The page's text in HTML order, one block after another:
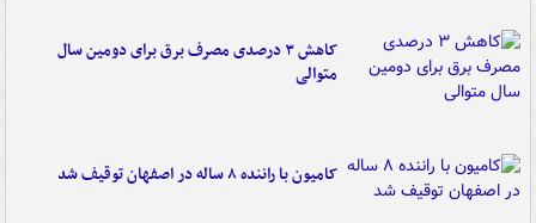
کاهش ۳ درصدی مصرف برق برای دومین سال
متوالی
کامیون با راننده ۸ ساله در اصفهان توقیف شد